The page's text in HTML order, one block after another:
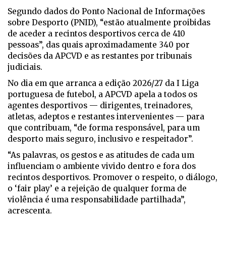
Segundo dados do Ponto Nacional de Informações
sobre Desporto (PNID), “estão atualmente proibidas
de aceder a recintos desportivos cerca de 410
pessoas”, das quais aproximadamente 340 por
decisões da APCVD e as restantes por tribunais
judiciais.
No dia em que arranca a edição 2026/27 da I Liga
portuguesa de futebol, a APCVD apela a todos os
agentes desportivos — dirigentes, treinadores,
atletas, adeptos e restantes intervenientes — para
que contribuam, “de forma responsável, para um
desporto mais seguro, inclusivo e respeitador”.
“As palavras, os gestos e as atitudes de cada um
influenciam o ambiente vivido dentro e fora dos
recintos desportivos. Promover o respeito, o diálogo,
o ‘fair play’ e a rejeição de qualquer forma de
violência é uma responsabilidade partilhada”,
acrescenta.